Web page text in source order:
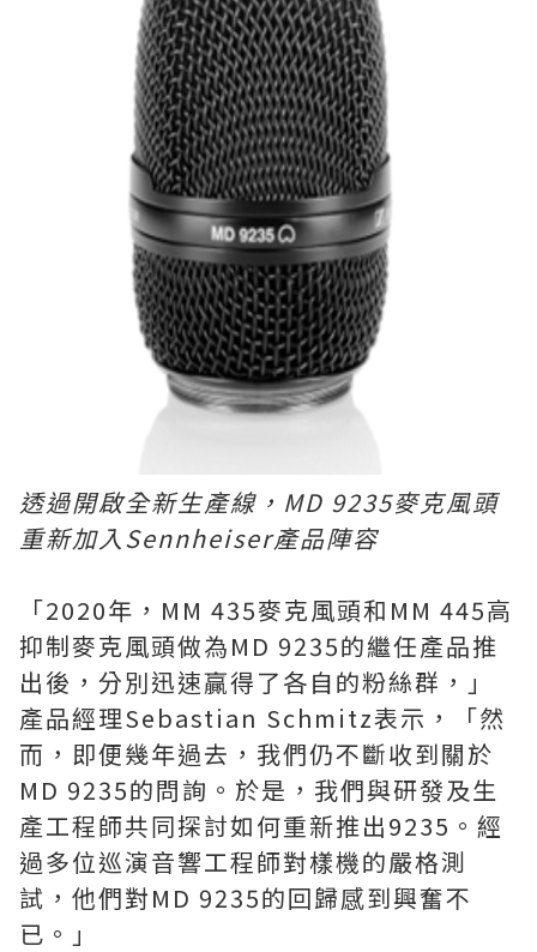
透過開啟全新生產線，MD 9235麥克風頭
重新加入Sennheiser產品陣容
「2020年，MM 435麥克風頭和MM 445高
抑制麥克風頭做為MD 9235的繼任產品推
出後，分別迅速贏得了各自的粉絲群，」
產品經理Sebastian Schmitz表示，「然
而，即便幾年過去，我們仍不斷收到關於
MD 9235的問詢。於是，我們與研發及生
產工程師共同探討如何重新推出9235。經
過多位巡演音響工程師對樣機的嚴格測
試，他們對MD 9235的回歸感到興奮不
已。」